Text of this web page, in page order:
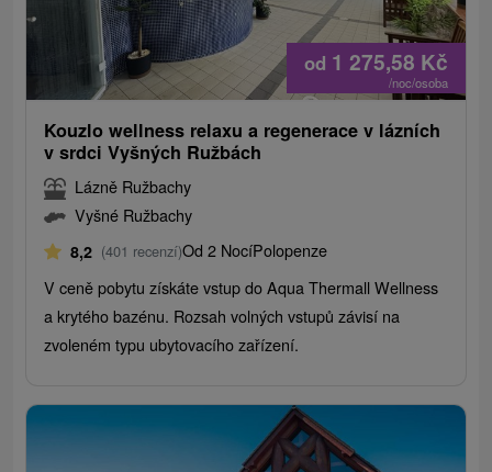
od 1 275,58 Kč
/noc/osoba
Kouzlo wellness relaxu a regenerace v lázních
v srdci Vyšných Ružbách
Lázně Ružbachy
Vyšné Ružbachy
8,2 (401 recenzí)Od 2 NocíPolopenze
V ceně pobytu získáte vstup do Aqua Thermall Wellness
a krytého bazénu. Rozsah volných vstupů závisí na
zvoleném typu ubytovacího zařízení.